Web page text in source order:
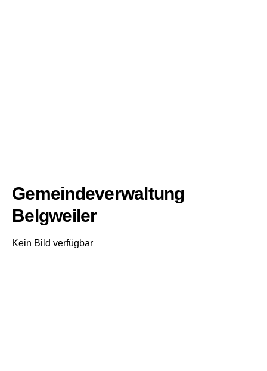
Gemeindeverwaltung
Belgweiler
Kein Bild verfügbar